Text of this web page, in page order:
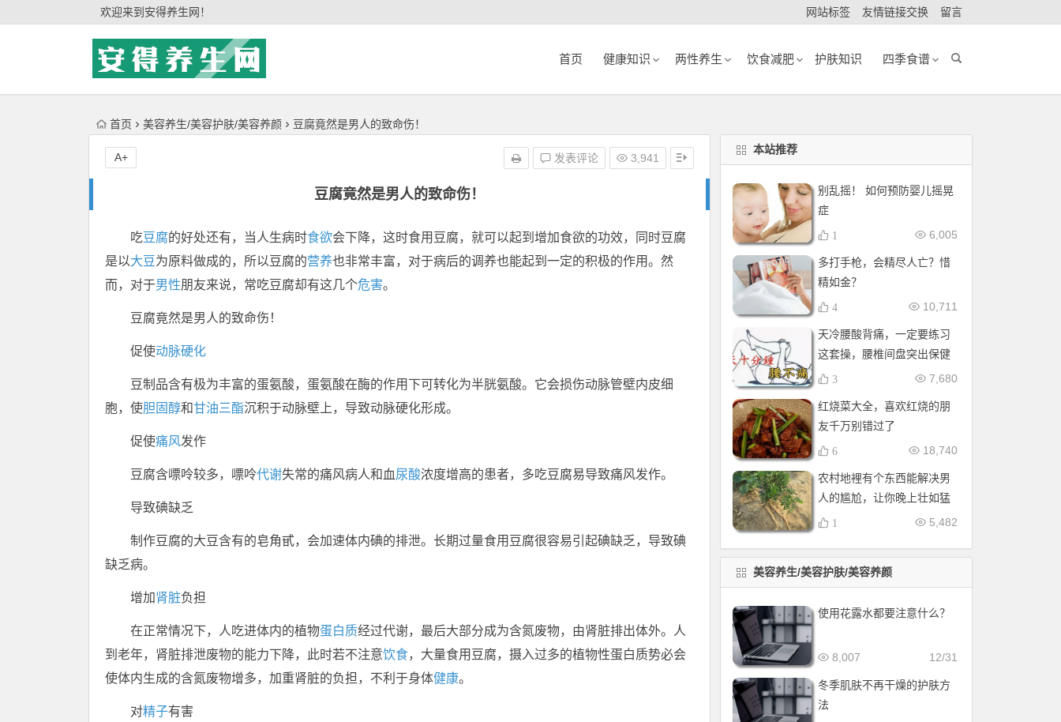
欢迎来到安得养生网！ 网站标签 友情链接交换 留言
首页 健康知识 两性养生 饮食减肥 护肤知识 四季食谱
首页 美容养生/美容护肤/美容养颜 豆腐竟然是男人的致命伤！
豆腐竟然是男人的致命伤！
发表评论 3,941
A+
吃豆腐的好处还有，当人生病时食欲会下降，这时食用豆腐，就可以起到增加食欲的功效，同时豆腐
是以大豆 为原料做成的，所以豆腐的营养也非常丰富，对于病后的调养也能起到一定的积极的作用。然
而，对于男性朋友来说，常吃豆腐却有这几个危害。
豆腐竟然是男人的致命伤！
促使动脉硬化
豆制品含有极为丰富的蛋氨酸，蛋氨酸在酶的作用下可转化为半胱氨酸。它会损伤动脉管壁内皮细
胞，使胆固醇和甘油三酯沉积于动脉壁上，导致动脉硬化形成。
促使痛风发作
豆腐含嘌呤较多，嘌呤代谢失常的痛风病人和血尿酸浓度增高的患者，多吃豆腐易导致痛风发作。
导致碘缺乏
制作豆腐的大豆含有的皂角甙，会加速体内碘的排泄。长期过量食用豆腐很容易引起碘缺乏，导致碘
缺乏病。
增加肾脏负担
在正常情况下，人吃进体内的植物蛋白质经过代谢，最后大部分成为含氮废物，由肾脏排出体外。人
到老年，肾脏排泄废物的能力下降，此时若不注意饮食，大量食用豆腐，摄入过多的植物性蛋白质势必会
使体内生成的含氮废物增多，加重肾脏的负担，不利于身体健康。
对精子有害
本站推荐
别乱摇！ 如何预防婴儿摇晃
症
6,005
1
多打手枪，会精尽人亡？惜
精如金？
10,711
4
天冷腰酸背痛，一定要练习
这套操，腰椎间盘突出保健
操，全套收好！每天十分钟
7,680
3
红烧菜大全，喜欢红烧的朋
友千万别错过了
18,740
6
农村地裡有个东西能解决男
人的尴尬，让你晚上壮如猛
牛床受不了
5,482
1
美容养生/美容护肤/美容养颜
使用花露水都要注意什么？
12/31
8,007
冬季肌肤不再干燥的护肤方
法